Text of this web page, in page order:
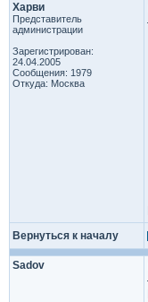
Харви
Представитель
администрации
Зарегистрирован:
24.04.2005
Сообщения: 1979
Откуда: Москва
Вернуться к началу
Sadov